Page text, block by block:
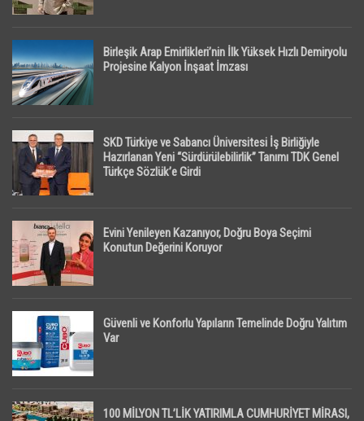
Birleşik Arap Emirlikleri’nin İlk Yüksek Hızlı Demiryolu
Projesine Kalyon İnşaat İmzası
SKD Türkiye ve Sabancı Üniversitesi İş Birliğiyle
Hazırlanan Yeni “Sürdürülebilirlik” Tanımı TDK Genel
Türkçe Sözlük’e Girdi
Evini Yenileyen Kazanıyor, Doğru Boya Seçimi
Konutun Değerini Koruyor
Güvenli ve Konforlu Yapıların Temelinde Doğru Yalıtım
Var
100 MİLYON TL’LİK YATIRIMLA CUMHURİYET MİRASI,